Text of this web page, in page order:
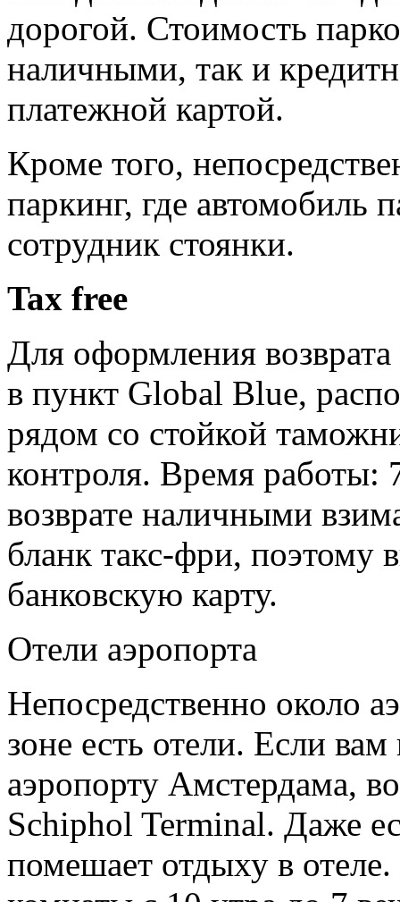
дорогой. Стоимость
наличными, так и
платежной картой.
Кроме того,
паркинг, где автомобиль
сотрудник стоянки.
Tax free
Для оформления
в пункт Global Blue,
рядом со стойкой
контроля. Время
возврате наличными
бланк такс-фри, поэтому
банковскую карту.
Отели аэропорта
Непосредственно около
зоне есть отели. Если
аэропорту Амстердама,
Schiphol Terminal. Даже
помешает отдыху в